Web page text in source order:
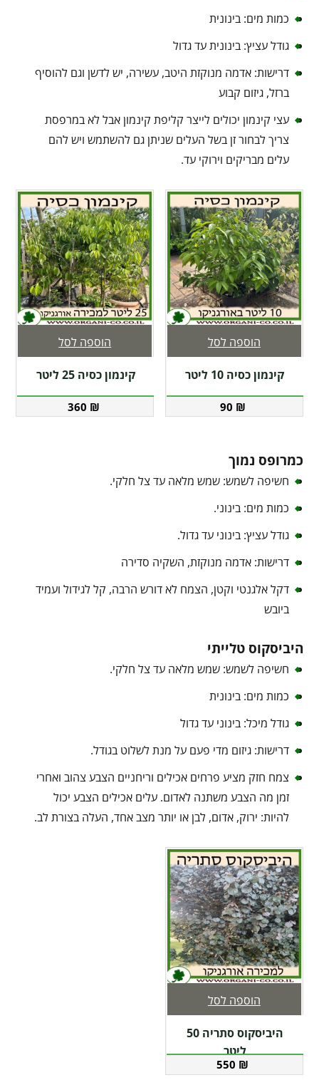
כמות מים: בינונית
גודל עציץ: בינונית עד גדול
דרישות: אדמה מנוקזת היטב, עשירה, יש לדשן וגם להוסיף
ברזל, גיזום קבוע
עצי קינמון יכולים לייצר קליפת קינמון אבל לא במרפסת
צריך לבחור זן בשל העלים שניתן גם להשתמש ויש להם
עלים מבריקים וירוקי עד.
קינמון כסיה 10 ליטר
90 ₪
הוספה לסל
קינמון כסיה 25 ליטר
360 ₪
הוספה לסל
כמרופס נמוך
חשיפה לשמש: שמש מלאה עד צל חלקי.
כמות מים: בינוני.
גודל עציץ: בינוני עד גדול.
דרישות: אדמה מנוקזת, השקיה סדירה
דקל אלגנטי וקטן, הצמח לא דורש הרבה, קל לגידול ועמיד
ביובש
היביסקוס טלייתי
חשיפה לשמש: שמש מלאה עד צל חלקי.
כמות מים: בינונית
גודל מיכל: בינוני עד גדול
דרישות: גיזום מדי פעם על מנת לשלוט בגודל.
צמח חזק מציע פרחים אכילים וריחניים הצבע צהוב ואחרי
זמן מה הצבע משתנה לאדום. עלים אכילים הצבע יכול
להיות: ירוק, אדום, לבן או יותר מצב אחד, העלה בצורת לב.
היביסקוס סתריה 50
ליטר
550 ₪
הוספה לסל